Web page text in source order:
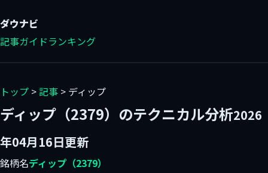
ダウナビ
記事ガイドランキング
トップ >記事 > ディップ
ディップ（2379）のテクニカル分析2026
年04月16日更新
銘柄名ディップ（2379）